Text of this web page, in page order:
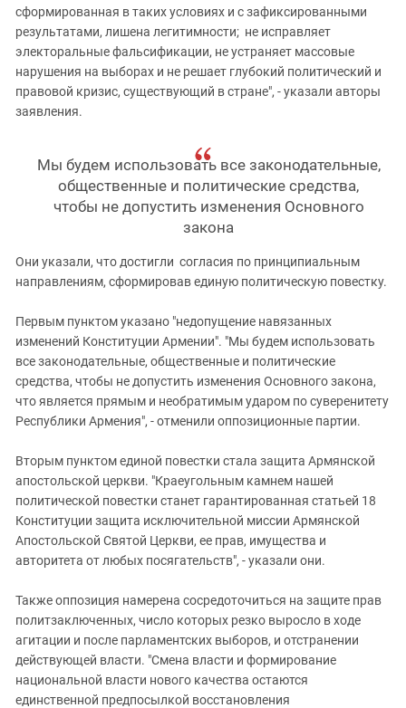
сформированная в таких условиях и с зафиксированными
результатами, лишена легитимности; не исправляет
электоральные фальсификации, не устраняет массовые
нарушения на выборах и не решает глубокий политический и
правовой кризис, существующий в стране", - указали авторы
заявления.
Мы будем использовать все законодательные,
общественные и политические средства,
чтобы не допустить изменения Основного
закона
Они указали, что достигли согласия по принципиальным
направлениям, сформировав единую политическую повестку.
Первым пунктом указано "недопущение навязанных
изменений Конституции Армении". "Мы будем использовать
все законодательные, общественные и политические
средства, чтобы не допустить изменения Основного закона,
что является прямым и необратимым ударом по суверенитету
Республики Армения", - отменили оппозиционные партии.
Вторым пунктом единой повестки стала защита Армянской
апостольской церкви. "Краеугольным камнем нашей
политической повестки станет гарантированная статьей 18
Конституции защита исключительной миссии Армянской
Апостольской Святой Церкви, ее прав, имущества и
авторитета от любых посягательств", - указали они.
Также оппозиция намерена сосредоточиться на защите прав
политзаключенных, число которых резко выросло в ходе
агитации и после парламентских выборов, и отстранении
действующей власти. "Смена власти и формирование
национальной власти нового качества остаются
единственной предпосылкой восстановления